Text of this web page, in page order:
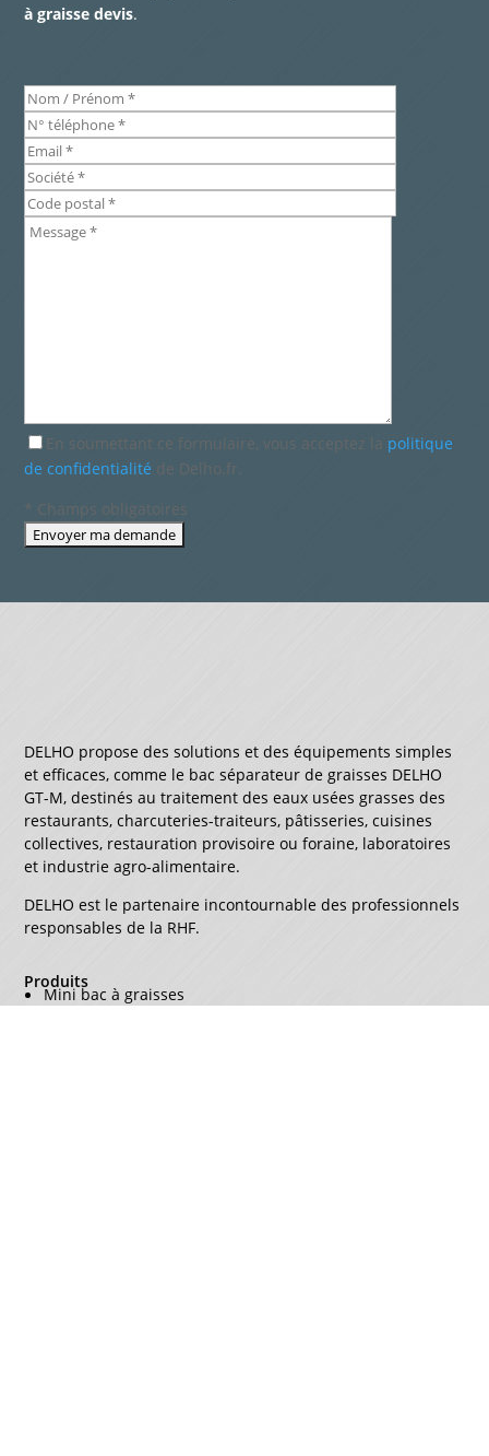
à graisse devis.
En soumettant ce formulaire, vous acceptez la politique
de confidentialité de Delho.fr.
* Champs obligatoires
DELHO propose des solutions et des équipements simples
et efficaces, comme le bac séparateur de graisses DELHO
GT-M, destinés au traitement des eaux usées grasses des
restaurants, charcuteries-traiteurs, pâtisseries, cuisines
collectives, restauration provisoire ou foraine, laboratoires
et industrie agro-alimentaire.
DELHO est le partenaire incontournable des professionnels
responsables de la RHF.
Produits
Mini bac à graisses